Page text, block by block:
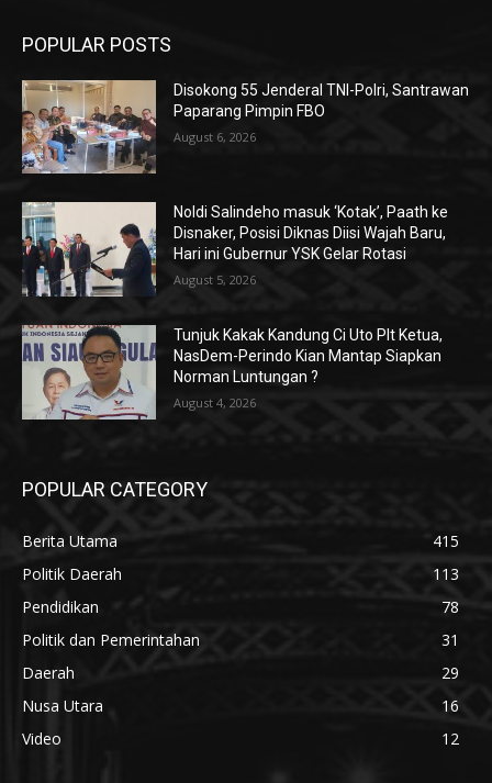
POPULAR POSTS
Disokong 55 Jenderal TNI-Polri, Santrawan
Paparang Pimpin FBO
August 6, 2026
Noldi Salindeho masuk ‘Kotak’, Paath ke
Disnaker, Posisi Diknas Diisi Wajah Baru,
Hari ini Gubernur YSK Gelar Rotasi
August 5, 2026
Tunjuk Kakak Kandung Ci Uto Plt Ketua,
NasDem-Perindo Kian Mantap Siapkan
Norman Luntungan ?
August 4, 2026
POPULAR CATEGORY
Berita Utama
415
Politik Daerah
113
Pendidikan
78
Politik dan Pemerintahan
31
Daerah
29
Nusa Utara
16
Video
12